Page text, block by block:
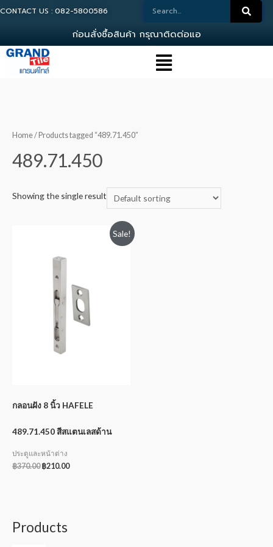
CONTACT US : 082-5800586
อนสงซอสนคา ก รณาตดตอแอด
Home/ Products tagged “489.71.450”
489.71.450
Showing the single result
Sale!
กลอนฝัง 8 นิ้ว HAFELE
489.71.450 สีสแตนเลสด้าน
ประตูและหน้าต่าง
฿370.00 ฿210.00
Products